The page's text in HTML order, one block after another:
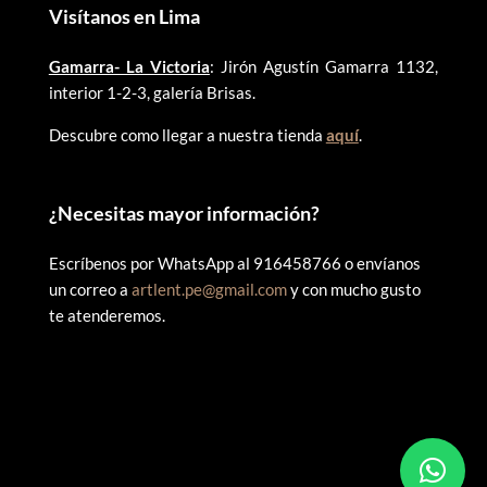
Visítanos en Lima
Gamarra- La Victoria: Jirón Agustín Gamarra 1132,
interior 1-2-3, galería Brisas.
Descubre como llegar a nuestra tienda aquí.
¿Necesitas mayor información?
Escríbenos por WhatsApp al 916458766 o envíanos
un correo a artlent.pe@gmail.comy con mucho gusto
te atenderemos.
2025 ARTLENT PERÚ – RUC:20606409207 – Todos los